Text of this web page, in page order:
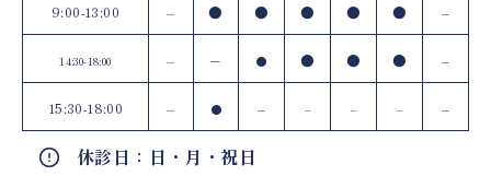
9:00-13:00 – ● ● ● ● ● –
14:30-18:00 – – ● ● ● ● –
15:30-18:00 – ● – – – – –
休診日：日・月・祝日